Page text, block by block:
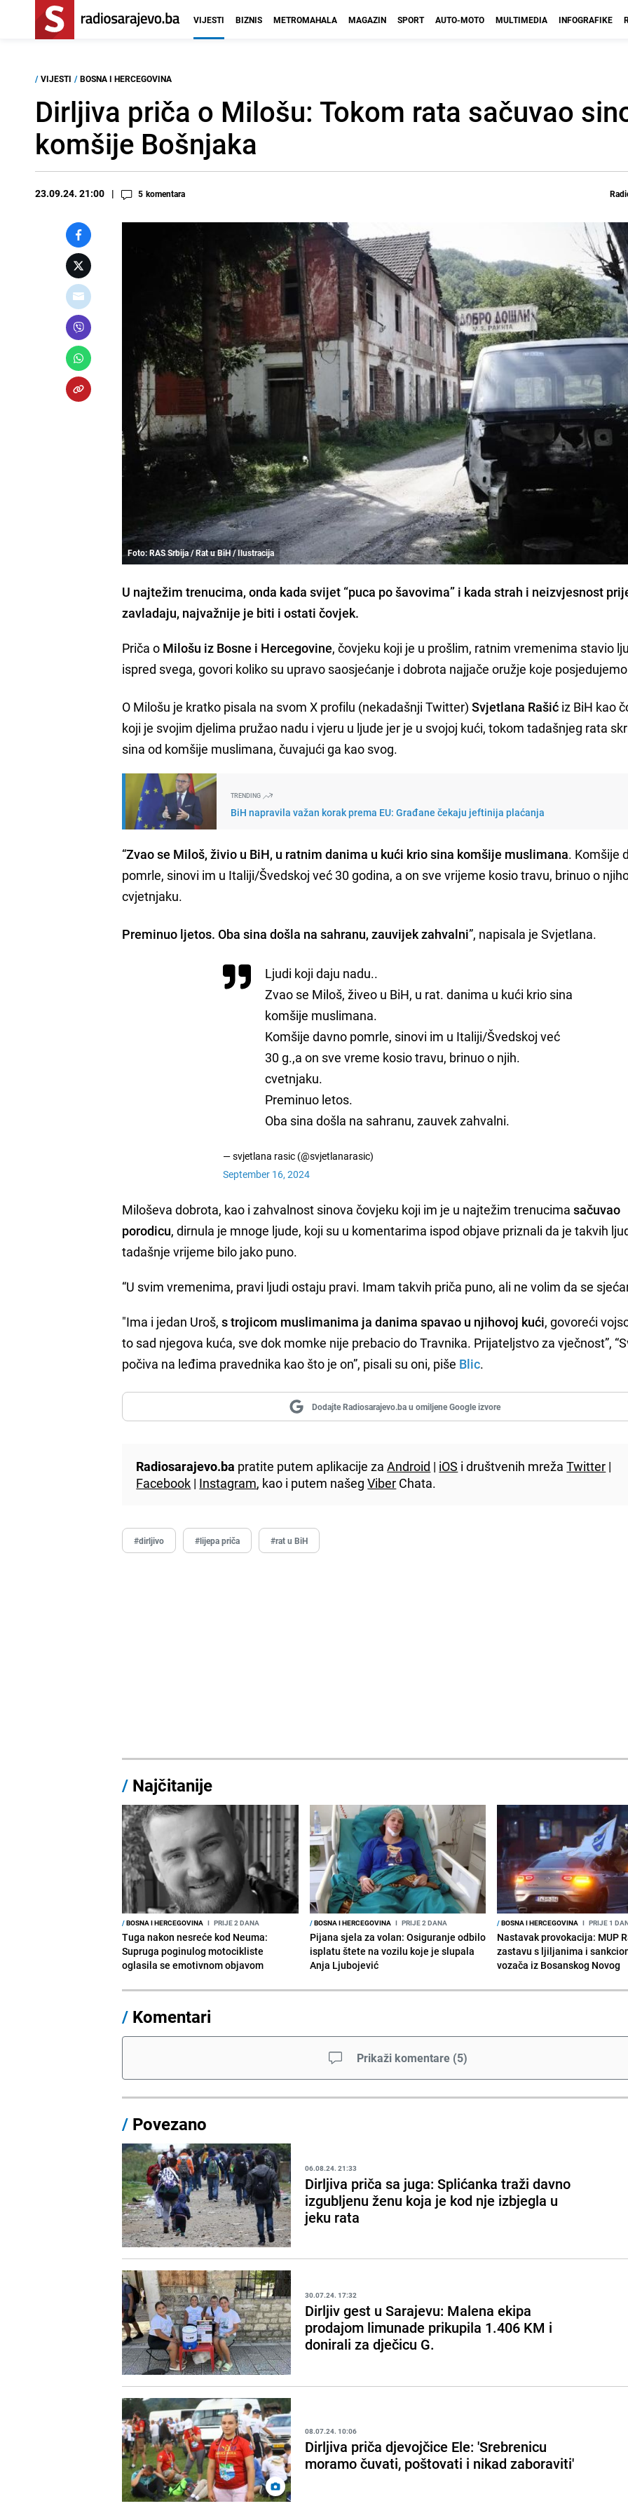
VIJESTI BIZNIS METROMAHALA MAGAZIN SPORT AUTO-MOTO MULTIMEDIA INFOGRAFIKE
/ VIJESTI / BOSNA I HERCEGOVINA
Dirljiva priča o Milošu: Tokom rata sačuvao
komšije Bošnjaka
23.09.24. 21:00 5 komentara
Foto: RAS Srbija / Rat u BiH / Ilustracija
U najtežim trenucima, onda kada svijet “puca po šavovima” i kada strah i neizvjesnost
zavladaju, najvažnije je biti i ostati čovjek.
Priča o Milošu iz Bosne i Hercegovine, čovjeku koji je u prošlim, ratnim vremenima stavio
ispred svega, govori koliko su upravo saosjećanje i dobrota najjače oružje koje
O Milošu je kratko pisala na svom X profilu (nekadašnji Twitter)Svjetlana Rašić iz BiH kao
koji je svojim djelima pružao nadu i vjeru u ljude jer je u svojoj kući, tokom tadašnjeg rata
sina od komšije muslimana, čuvajući ga kao svog.
TRENDING
BiH napravila važan korak prema EU: Građane čekaju jeftinija plaćanja
“Zvao se Miloš, živio u BiH, u ratnim danima u kući krio sina komšije muslimana. Komšije
pomrle, sinovi im u Italiji/Švedskoj već 30 godina, a on sve vrijeme kosio travu, brinuo o
cvjetnjaku.
Preminuo ljetos. Oba sina došla na sahranu, zauvijek zahvalni”, napisala je Svjetlana.
Ljudi koji daju nadu..
Zvao se Miloš, živeo u BiH, u rat. danima u kući krio sina
komšije muslimana.
Komšije davno pomrle, sinovi im u Italiji/Švedskoj već
30 g.,a on sve vreme kosio travu, brinuo o njih.
cvetnjaku.
Preminuo letos.
Oba sina došla na sahranu, zauvek zahvalni.
— svjetlana rasic (@svjetlanarasic)
September 16, 2024
Miloševa dobrota, kao i zahvalnost sinova čovjeku koji im je u najtežim trenucimasačuvao
porodicu, dirnula je mnoge ljude, koji su u komentarima ispod objave priznali da je takvih
tadašnje vrijeme bilo jako puno.
“U svim vremenima, pravi ljudi ostaju pravi. Imam takvih priča puno, ali ne volim da se
"Ima i jedan Uroš,s trojicom muslimanima ja danima spavao u njihovoj kući, govoreći
to sad njegova kuća, sve dok momke nije prebacio do Travnika. Prijateljstvo za vječnost”,
počiva na leđima pravednika kao što je on”, pisali su oni, piše Blic.
Dodajte Radiosarajevo.ba u omiljene Google izvore
Radiosarajevo.ba pratite putem aplikacije zaAndroid | iOS i društvenih mrežaTwitter |
Facebook | Instagram, kao i putem našegViber Chata.
#dirljivo #lijepa priča #rat u BiH
/ Najčitanije
/BOSNA I HERCEGOVINA I PRIJE 2 DANA
Tuga nakon nesreće kod Neuma:
Supruga poginulog motocikliste
oglasila se emotivnom objavom
/BOSNA I HERCEGOVINA I PRIJE 2 DANA
Pijana sjela za volan: Osiguranje odbilo
isplatu štete na vozilu koje je slupala
Anja Ljubojević
/BOSNA I HERCEGOVINA I PRIJE 1
Nastavak provokacija: MUP
zastavu s ljiljanima i
vozača iz Bosanskog Novog
/ Komentari
Prikaži komentare (5)
/ Povezano
06.08.24. 21:33
Dirljiva priča sa juga: Splićanka traži davno
izgubljenu ženu koja je kod nje izbjegla u
jeku rata
30.07.24. 17:32
Dirljiv gest u Sarajevu: Malena ekipa
prodajom limunade prikupila 1.406 KM i
donirali za dječicu G.
08.07.24. 10:06
Dirljiva priča djevojčice Ele: 'Srebrenicu
moramo čuvati, poštovati i nikad zaboraviti'